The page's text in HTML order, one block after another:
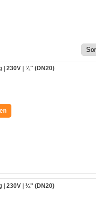
| 230V | ¾" (DN20)
| 230V | ¾" (DN20)